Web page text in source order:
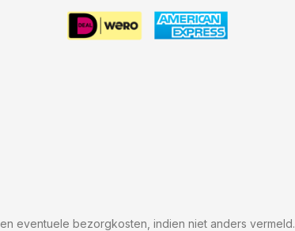
PayPal, VISA, Mastercard
en eventuele bezorgkosten, indien niet anders vermeld.